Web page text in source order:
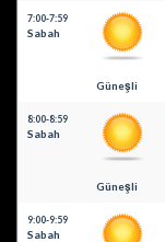
7:00-7:59
Sabah
Güneşli
8:00-8:59
Sabah
Güneşli
9:00-9:59
Sabah